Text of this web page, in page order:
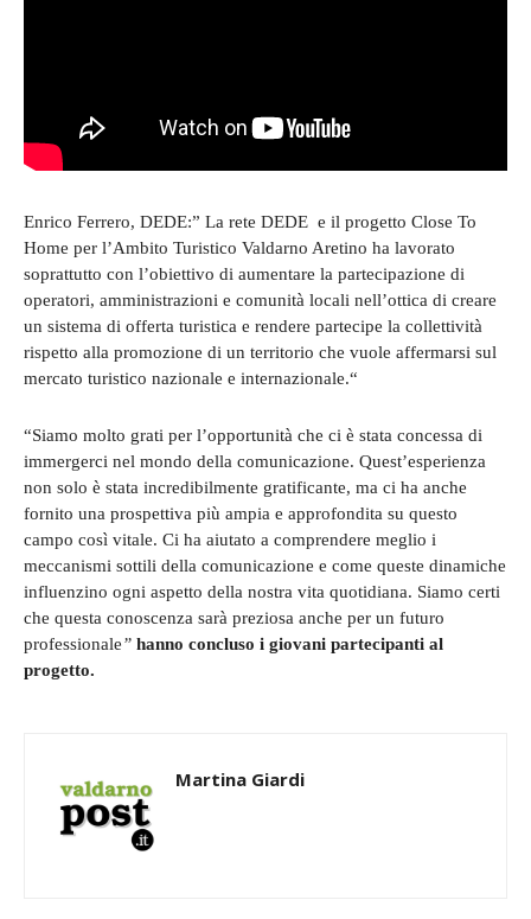
Enrico Ferrero, DEDE:” La rete DEDE e il progetto Close To
Home per l’Ambito Turistico Valdarno Aretino ha lavorato
soprattutto con l’obiettivo di aumentare la partecipazione di
operatori, amministrazioni e comunità locali nell’ottica di creare
un sistema di offerta turistica e rendere partecipe la collettività
rispetto alla promozione di un territorio che vuole affermarsi sul
mercato turistico nazionale e internazionale.“
“Siamo molto grati per l’opportunità che ci è stata concessa di
immergerci nel mondo della comunicazione. Quest’esperienza
non solo è stata incredibilmente gratificante, ma ci ha anche
fornito una prospettiva più ampia e approfondita su questo
campo così vitale. Ci ha aiutato a comprendere meglio i
meccanismi sottili della comunicazione e come queste dinamiche
influenzino ogni aspetto della nostra vita quotidiana. Siamo certi
che questa conoscenza sarà preziosa anche per un futuro
professionale” hanno concluso i giovani partecipanti al
progetto.
Martina Giardi